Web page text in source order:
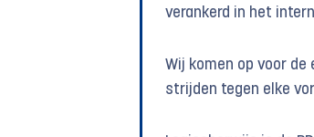
verankerd in het
Wij komen op voor
strijden tegen elke